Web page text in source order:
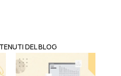
DEL BLOG